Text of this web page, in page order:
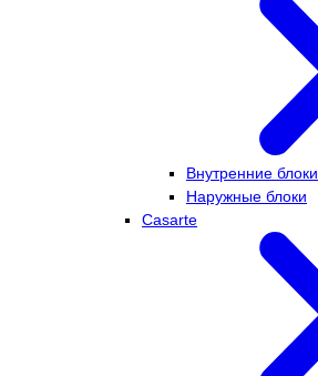
Внутренние блоки
Наружные блоки
Casarte